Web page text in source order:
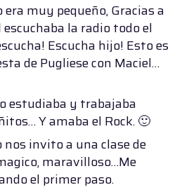
muy pequeño, Gracias a
la radio todo el
Escucha hijo! Esto es
de Pugliese con Maciel…
estudiaba y trabajaba
Y amaba el Rock. 🙂
invito a una clase de
maravilloso…Me
el primer paso.